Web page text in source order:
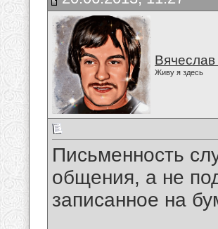
Живу я здесь
Письменность
общения, а не
записанное на